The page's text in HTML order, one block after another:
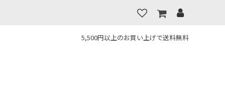
5,500円以上のお買い上げで送料無料